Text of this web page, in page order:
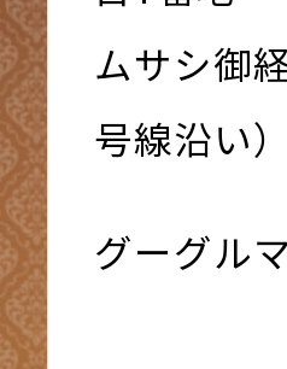
ムサシ御
号線沿い）
グーグル